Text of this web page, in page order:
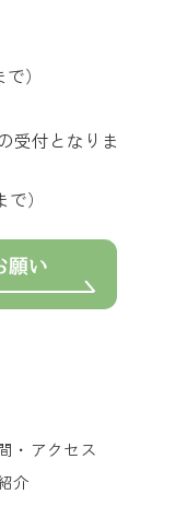
）
受付となりま
）
願い
・アクセス
介